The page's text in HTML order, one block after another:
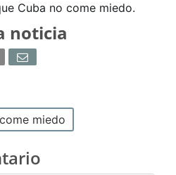
Cuba no come miedo.
noticia
miedo